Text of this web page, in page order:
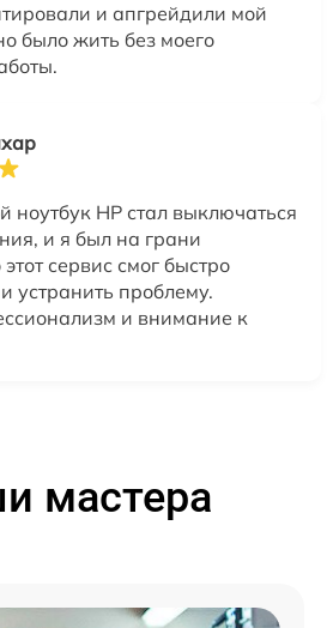
и апгрейдили мой
было жить без моего
HP стал выключаться
и я был на грани
сервис смог быстро
устранить проблему.
и внимание к
мастера